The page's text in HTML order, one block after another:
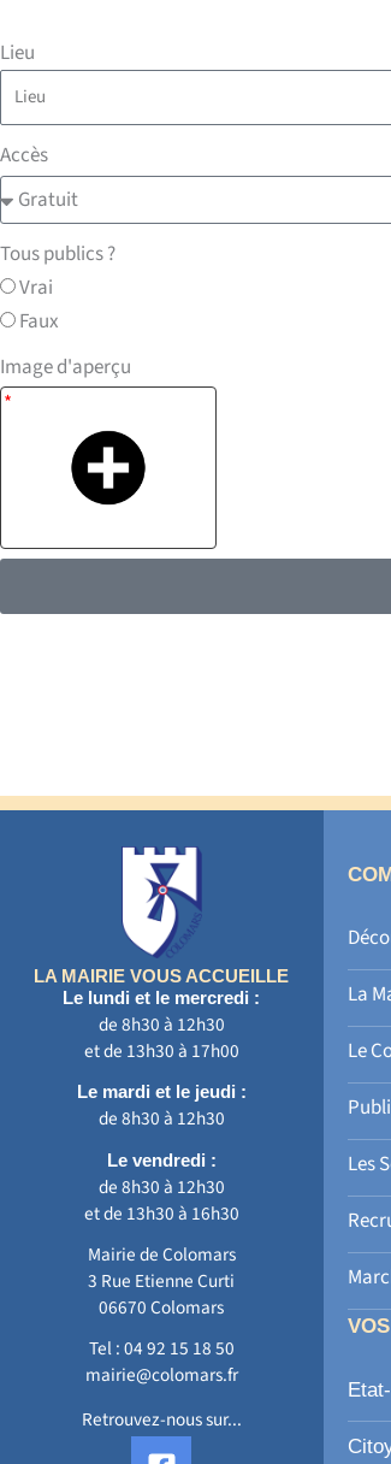
Lieu
Accès
Tous publics ?
Vrai
Faux
Image d'aperçu
LA MAIRIE VOUS ACCUEILLE
Le lundi et le mercredi :
de 8h30 à 12h30
et de 13h30 à 17h00
Le mardi et le jeudi :
de 8h30 à 12h30
Le vendredi :
de 8h30 à 12h30
et de 13h30 à 16h30
Mairie de Colomars
3 Rue Etienne Curti
06670 Colomars
Tel :04 92 15 18 50
mairie@colomars.fr
Retrouvez-nous sur...
F
La
Le
Les